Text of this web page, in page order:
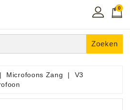
0
Zoeken
Microfoons Zang
V3